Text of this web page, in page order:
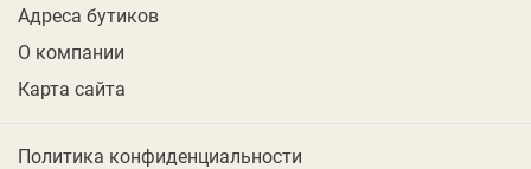
Адреса бутиков
О компании
Карта сайта
Политика конфиденциальности